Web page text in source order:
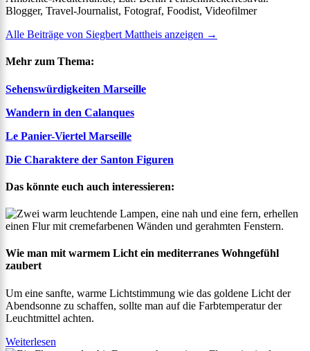
Blogger, Travel-Journalist, Fotograf, Foodist, Videofilmer
Alle Beiträge von Siegbert Mattheis anzeigen →
Mehr zum Thema:
Sehenswürdigkeiten Marseille
Wandern in den Calanques
Le Panier-Viertel Marseille
Die Charaktere der Santon Figuren
Das könnte euch auch interessieren:
Wie man mit warmem Licht ein mediterranes Wohngefühl
zaubert
Um eine sanfte, warme Lichtstimmung wie das goldene Licht der
Abendsonne zu schaffen, sollte man auf die Farbtemperatur der
Leuchtmittel achten.
Weiterlesen